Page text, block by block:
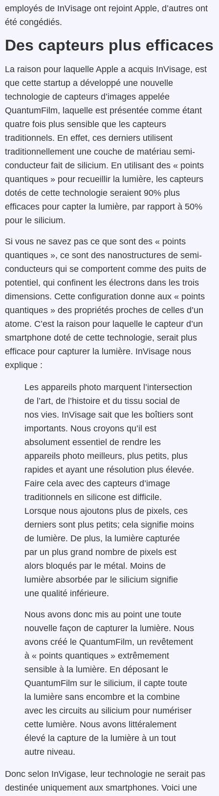
employés de InVisage ont rejoint Apple, d’autres ont
été congédiés.
Des capteurs plus efficaces
La raison pour laquelle Apple a acquis InVisage, est
que cette startup a développé une nouvelle
technologie de capteurs d’images appelée
QuantumFilm, laquelle est présentée comme étant
quatre fois plus sensible que les capteurs
traditionnels. En effet, ces derniers utilisent
traditionnellement une couche de matériau semi-
conducteur fait de silicium. En utilisant des « points
quantiques » pour recueillir la lumière, les capteurs
dotés de cette technologie seraient 90% plus
efficaces pour capter la lumière, par rapport à 50%
pour le silicium.
Si vous ne savez pas ce que sont des « points
quantiques », ce sont des nanostructures de semi-
conducteurs qui se comportent comme des puits de
potentiel, qui confinent les électrons dans les trois
dimensions. Cette configuration donne aux « points
quantiques » des propriétés proches de celles d’un
atome. C’est la raison pour laquelle le capteur d’un
smartphone doté de cette technologie, serait plus
efficace pour capturer la lumière. InVisage nous
explique :
Les appareils photo marquent l’intersection
de l’art, de l’histoire et du tissu social de
nos vies. InVisage sait que les boîtiers sont
importants. Nous croyons qu’il est
absolument essentiel de rendre les
appareils photo meilleurs, plus petits, plus
rapides et ayant une résolution plus élevée.
Faire cela avec des capteurs d’image
traditionnels en silicone est difficile.
Lorsque nous ajoutons plus de pixels, ces
derniers sont plus petits; cela signifie moins
de lumière. De plus, la lumière capturée
par un plus grand nombre de pixels est
alors bloqués par le métal. Moins de
lumière absorbée par le silicium signifie
une qualité inférieure.
Nous avons donc mis au point une toute
nouvelle façon de capturer la lumière. Nous
avons créé le QuantumFilm, un revêtement
à « points quantiques » extrêmement
sensible à la lumière. En déposant le
QuantumFilm sur le silicium, il capte toute
la lumière sans encombre et la combine
avec les circuits au silicium pour numériser
cette lumière. Nous avons littéralement
élevé la capture de la lumière à un tout
autre niveau.
Donc selon InVigase, leur technologie ne serait pas
destinée uniquement aux smartphones. Voici une